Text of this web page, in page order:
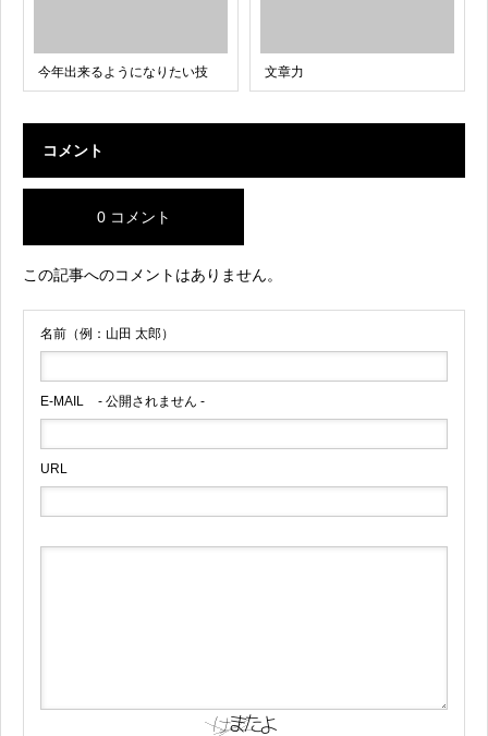
今年出来るようになりたい技 文章力
コメント
0 コメント
この記事へのコメントはありません。
名前（例：山田 太郎）
E-MAIL - 公開されません -
URL